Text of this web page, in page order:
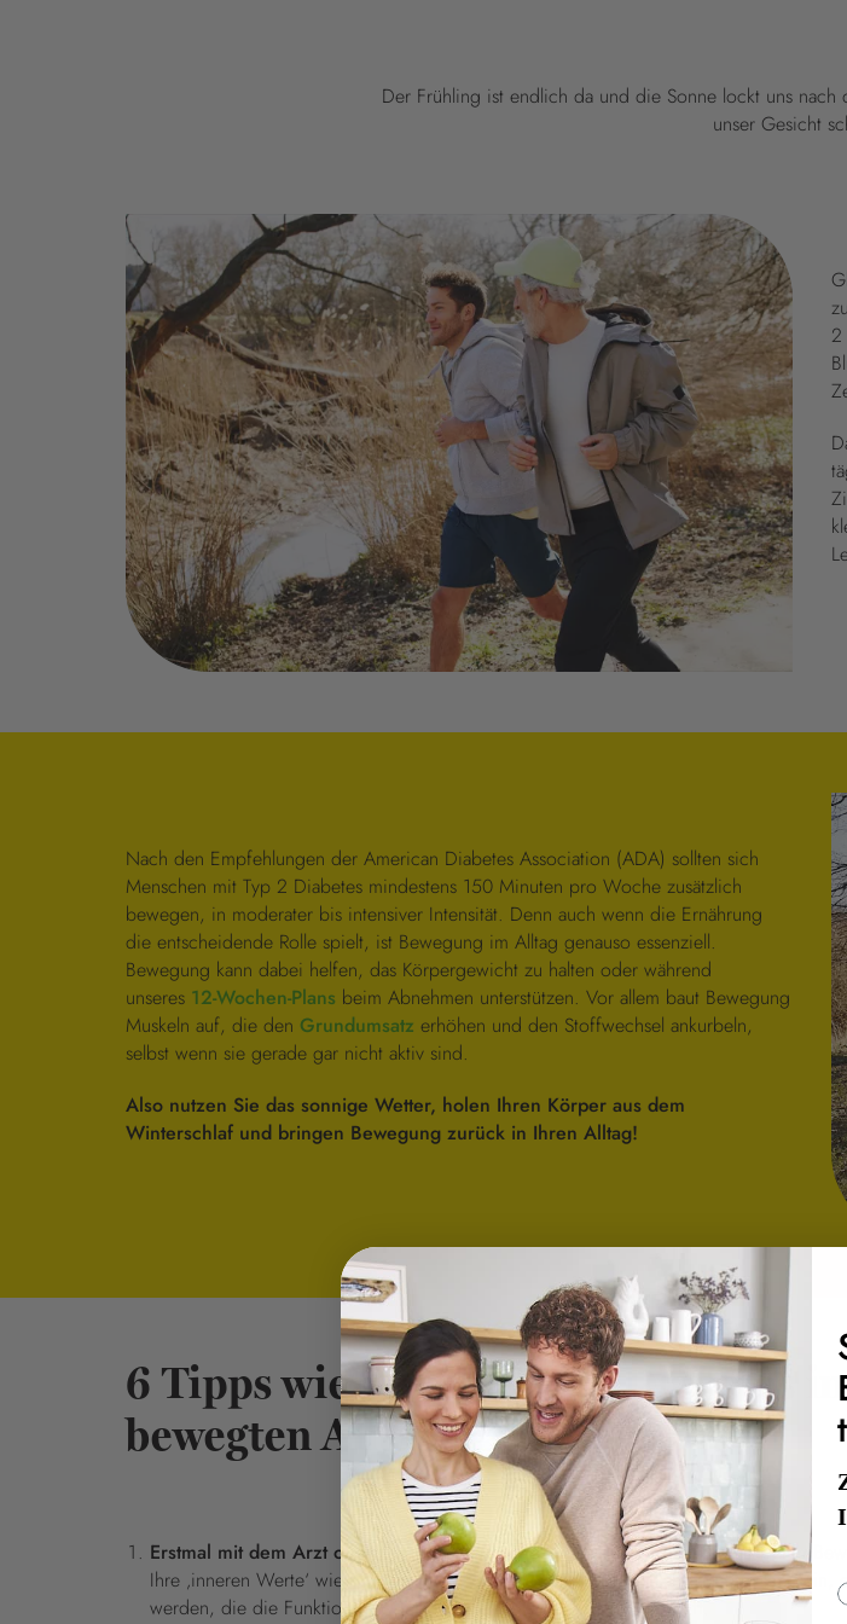
Der Frühling ist endlich da und die Sonne lockt uns
unser Gesicht
Nach den Empfehlungen der American Diabetes Association (ADA) sollten sich
Menschen mit Typ 2 Diabetes mindestens 150 Minuten pro Woche zusätzlich
bewegen, in moderater bis intensiver Intensität. Denn auch wenn die Ernährung
die entscheidende Rolle spielt, ist Bewegung im Alltag genauso essenziell.
Bewegung kann dabei helfen, das Körpergewicht zu halten oder während
unseres 12-Wochen-Plans beim Abnehmen unterstützen. Vor allem baut Bewegung
Muskeln auf, die den Grundumsatz erhöhen und den Stoffwechsel ankurbeln,
selbst wenn sie gerade gar nicht aktiv sind.
Also nutzen Sie das sonnige Wetter, holen Ihren Körper aus dem
Winterschlaf und bringen Bewegung zurück in Ihren Alltag!
6 Tipps wie Sie mit Typ 2 Diabetes
bewegten Alltag starten:
Erstmal mit dem Arzt oder der Ärztin sprechen: Lassen Sie nach einer längeren
Ihre ‚inneren Werte‘ wie Blutdruck und Blutzucker checken. Es kann auch ratsam sein,
werden, die die Funktion der Gelenke und der Wirbelsäule überprüft.